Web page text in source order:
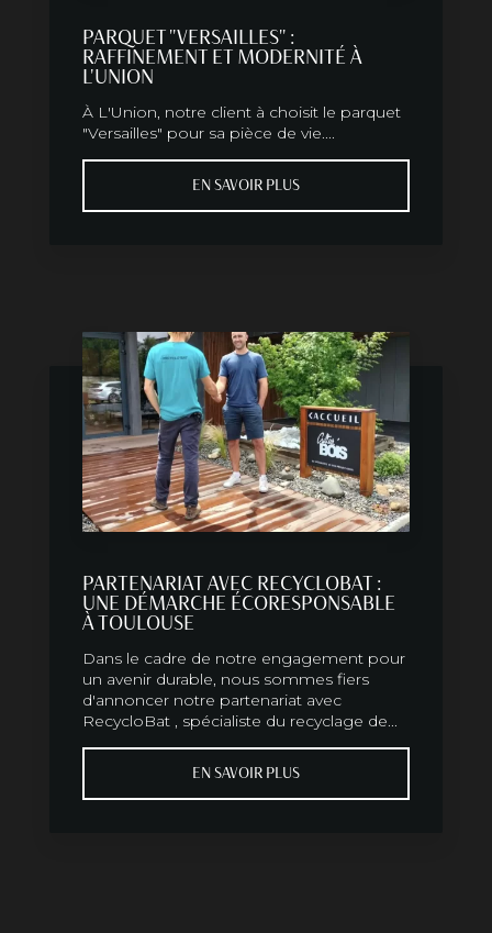
PARQUET "VERSAILLES" :
RAFFINEMENT ET MODERNITÉ À
L'UNION
À L'Union, notre client à choisit le parquet
"Versailles" pour sa pièce de vie....
EN SAVOIR PLUS
PARTENARIAT AVEC RECYCLOBAT :
UNE DÉMARCHE ÉCORESPONSABLE
À TOULOUSE
Dans le cadre de notre engagement pour
un avenir durable, nous sommes fiers
d'annoncer notre partenariat avec
RecycloBat , spécialiste du recyclage de...
EN SAVOIR PLUS